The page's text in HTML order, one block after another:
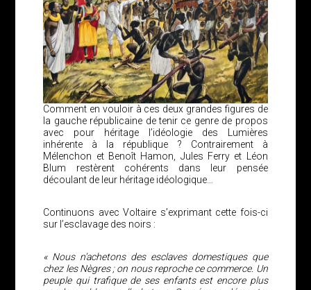
Comment en vouloir à ces deux grandes figures de
la gauche républicaine de tenir ce genre de propos
avec pour héritage l’idéologie des Lumières
inhérente à la république ? Contrairement à
Mélenchon et Benoît Hamon, Jules Ferry et Léon
Blum restèrent cohérents dans leur pensée
découlant de leur héritage idéologique…
Continuons avec Voltaire s’exprimant cette fois-ci
sur l’esclavage des noirs :
« Nous n’achetons des esclaves domestiques que
chez les Nègres ; on nous reproche ce commerce. Un
peuple qui trafique de ses enfants est encore plus